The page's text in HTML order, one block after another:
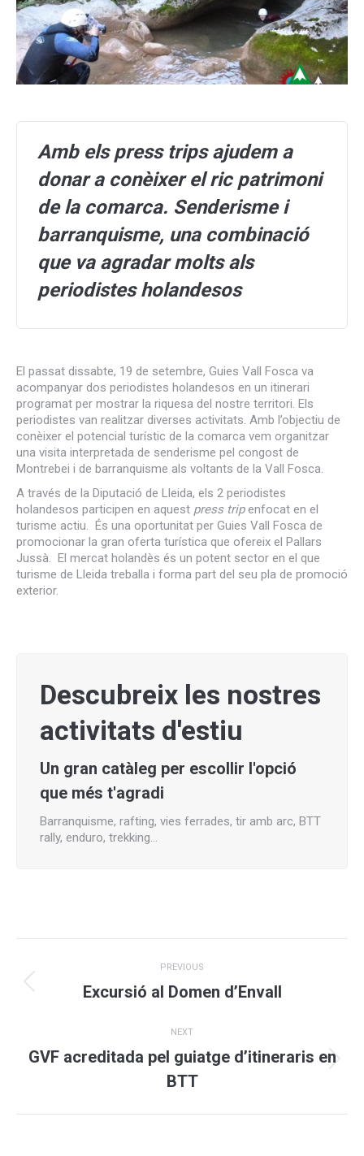
Amb els press trips ajudem a
donar a conèixer el ric patrimoni
de la comarca. Senderisme i
barranquisme, una combinació
que va agradar molts als
periodistes holandesos
El passat dissabte, 19 de setembre, Guies Vall Fosca va
acompanyar dos periodistes holandesos en un itinerari
programat per mostrar la riquesa del nostre territori. Els
periodistes van realitzar diverses activitats. Amb l’objectiu de
conèixer el potencial turístic de la comarca vem organitzar
una visita interpretada de senderisme pel congost de
Montrebei i de barranquisme als voltants de la Vall Fosca.
A través de la Diputació de Lleida, els 2 periodistes
holandesos participen en aquest press tripenfocat en el
turisme actiu. És una oportunitat per Guies Vall Fosca de
promocionar la gran oferta turística que ofereix el Pallars
Jussà. El mercat holandès és un potent sector en el que
turisme de Lleida treballa i forma part del seu pla de promoció
exterior.
Descubreix les nostres
activitats d'estiu
Un gran catàleg per escollir l'opció
que més t'agradi
Barranquisme, rafting, vies ferrades, tir amb arc, BTT
rally, enduro, trekking…
navigation
PREVIOUS
Previous
Excursió al Domen d’Envall
NEXT
Next
post:
GVF acreditada pel guiatge d’itineraris en
BTT